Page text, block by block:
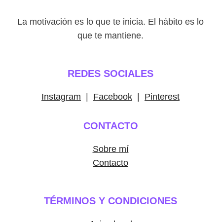
La motivación es lo que te inicia. El hábito es lo
que te mantiene.
REDES SOCIALES
Instagram Facebook Pinterest
CONTACTO
Sobre mí
Contacto
TÉRMINOS Y CONDICIONES